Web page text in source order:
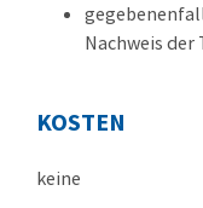
Nachweis
KOSTEN
keine